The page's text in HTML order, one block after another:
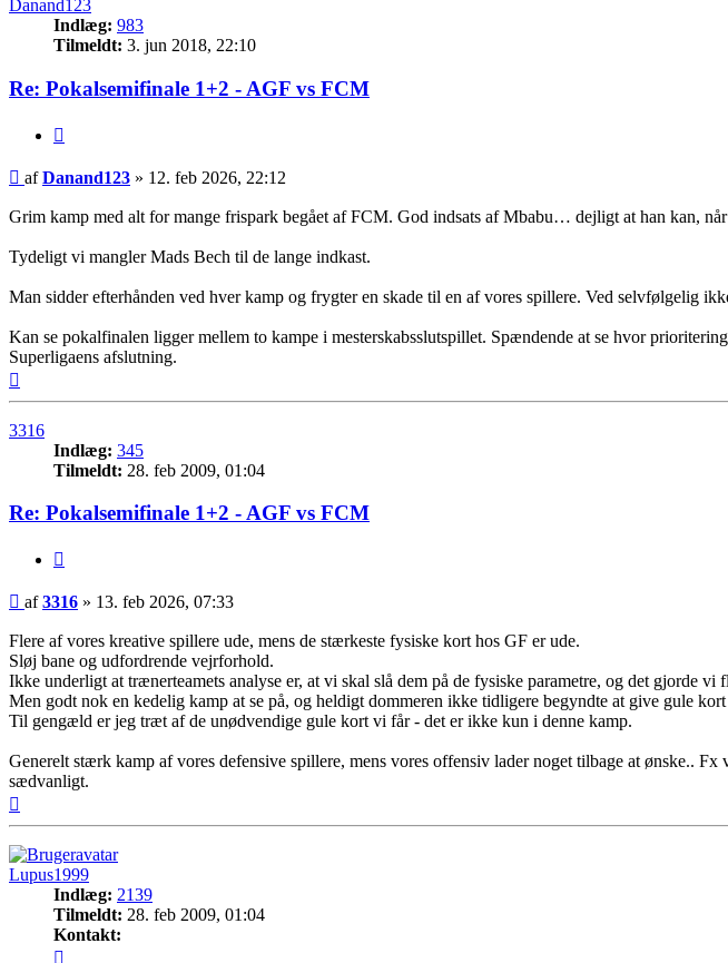
Danand123
Indlæg: 983
Tilmeldt: 3. jun 2018, 22:10
Re: Pokalsemifinale 1+2 - AGF vs FCM
Indlæg
afDanand123 » 12. feb 2026, 22:12
Grim kamp med alt for mange frispark begået af FCM. God indsats af Mbabu… dejligt at han kan,
Tydeligt vi mangler Mads Bech til de lange indkast.
Man sidder efterhånden ved hver kamp og frygter en skade til en af vores spillere. Ved selvfølgelig
Kan se pokalfinalen ligger mellem to kampe i mesterskabsslutspillet. Spændende at se hvor
Superligaens afslutning.
3316
Indlæg: 345
Tilmeldt: 28. feb 2009, 01:04
Re: Pokalsemifinale 1+2 - AGF vs FCM
Indlæg
af3316 » 13. feb 2026, 07:33
Flere af vores kreative spillere ude, mens de stærkeste fysiske kort hos GF er ude.
Sløj bane og udfordrende vejrforhold.
Ikke underligt at trænerteamets analyse er, at vi skal slå dem på de fysiske parametre, og det gjorde vi
Men godt nok en kedelig kamp at se på, og heldigt dommeren ikke tidligere begyndte at give gule
Til gengæld er jeg træt af de unødvendige gule kort vi får - det er ikke kun i denne kamp.
Generelt stærk kamp af vores defensive spillere, mens vores offensiv lader noget tilbage at ønske..
sædvanligt.
Lupus1999
Indlæg: 2139
Tilmeldt: 28. feb 2009, 01:04
Kontakt: